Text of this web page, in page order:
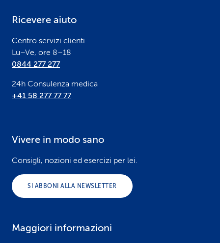
Ricevere aiuto
Centro servizi clienti
Lu–Ve, ore 8–18
0844 277 277
24h Consulenza medica
+41 58 277 77 77
Vivere in modo sano
Consigli, nozioni ed esercizi per lei.
SI ABBONI ALLA NEWSLETTER
Maggiori informazioni